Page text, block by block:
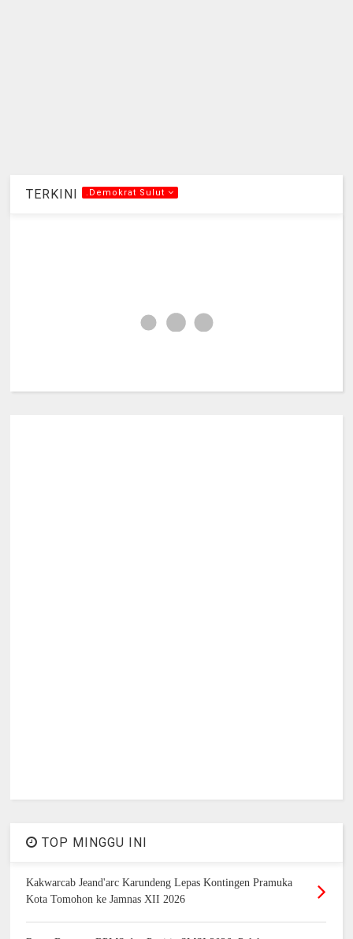
TERKINI .Demokrat Sulut
TOP MINGGU INI
Kakwarcab Jeand'arc Karundeng Lepas Kontingen Pramuka
Kota Tomohon ke Jamnas XII 2026